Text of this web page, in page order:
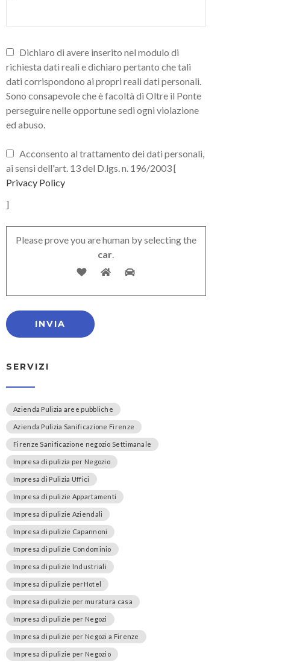
Dichiaro di avere inserito nel modulo di
richiesta dati reali e dichiaro pertanto che tali
dati corrispondono ai propri reali dati personali.
Sono consapevole che è facoltà di Oltre il Ponte
perseguire nelle opportune sedi ogni violazione
ed abuso.
Acconsento al trattamento dei dati personali,
ai sensi dell'art. 13 del D.lgs. n. 196/2003 [
Privacy Policy
]
Please prove you are human by selecting the
car.
SERVIZI
Azienda Pulizia aree pubbliche
Azienda Pulizia Sanificazione Firenze
Firenze Sanificazione negozio Settimanale
Impresa di pulizia per Negozio
Impresa di Pulizia Uffici
Impresa di pulizie Appartamenti
Impresa di pulizie Aziendali
Impresa di pulizie Capannoni
Impresa di pulizie Condominio
Impresa di pulizie Industriali
Impresa di pulizie perHotel
Impresa di pulizie per muratura casa
Impresa di pulizie per Negozi
Impresa di pulizie per Negozi a Firenze
Impresa di pulizie per Negozio